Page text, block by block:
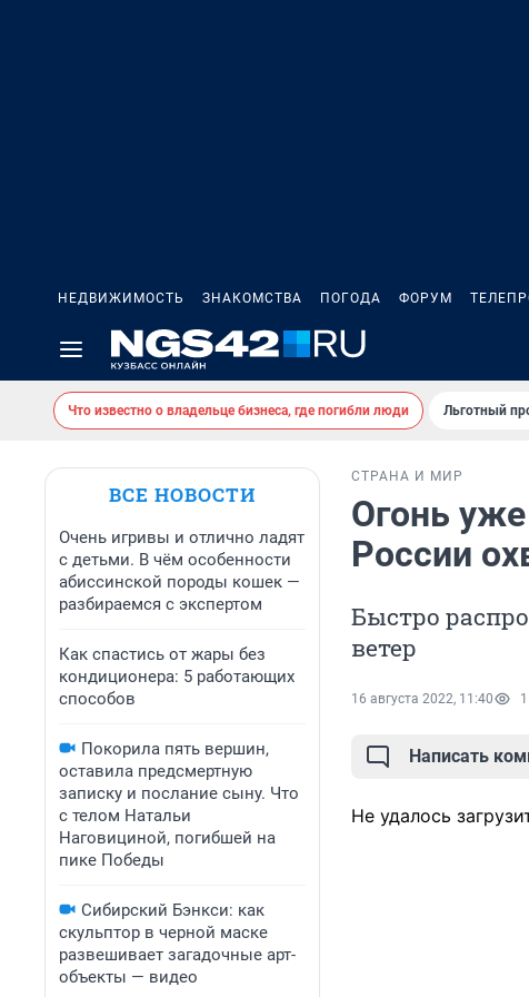
НЕДВИЖИМОСТЬ ЗНАКОМСТВА ПОГОДА ФОРУМ
Что известно о владельце бизнеса, где погибли люди Льготный
ВСЕ НОВОСТИ
Очень игривы и отлично ладят
с детьми. В чём особенности
абиссинской породы кошек —
разбираемся с экспертом
Как спастись от жары без
кондиционера: 5 работающих
способов
Покорила пять вершин,
оставила предсмертную
записку и послание сыну. Что
с телом Натальи
Наговициной, погибшей на
пике Победы
Сибирский Бэнкси: как
скульптор в черной маске
развешивает загадочные арт-
объекты — видео
СТРАНА И МИР
Огонь
России
Быстро
ветер
16 августа 2022, 11:40
Написать
Не удалось